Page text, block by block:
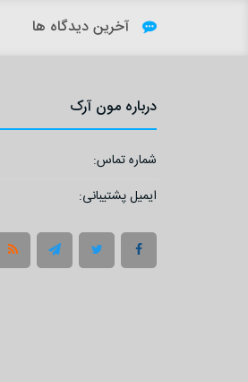
آخرین دیدگاه ها
درباره مون آرک
شماره تماس:
ایمیل پشتیبانی: